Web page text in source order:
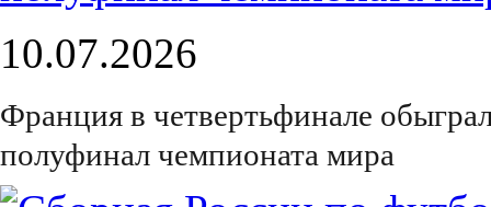
10.07.2026
Франция в четвертьфинале
полуфинал чемпионата мира